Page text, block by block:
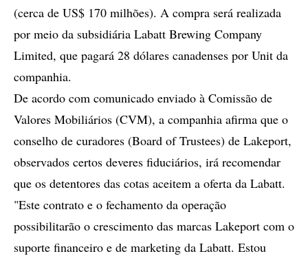
(cerca de US$ 170 milhões). A compra será realizada
por meio da subsidiária Labatt Brewing Company
Limited, que pagará 28 dólares canadenses por Unit da
companhia.
De acordo com comunicado enviado à Comissão de
Valores Mobiliários (CVM), a companhia afirma que o
conselho de curadores (Board of Trustees) de Lakeport,
observados certos deveres fiduciários, irá recomendar
que os detentores das cotas aceitem a oferta da Labatt.
"Este contrato e o fechamento da operação
possibilitarão o crescimento das marcas Lakeport com o
suporte financeiro e de marketing da Labatt. Estou